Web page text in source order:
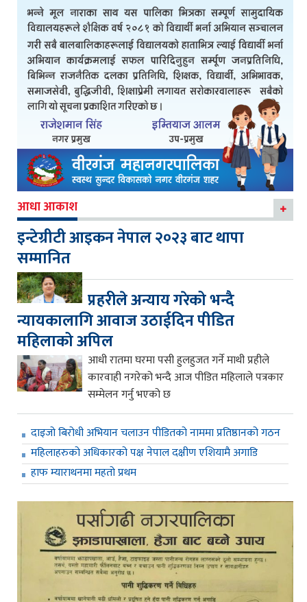
आधा आकाश
इन्टेग्रीटी आइकन नेपाल २०२३ बाट थापा
सम्मानित
प्रहरीले अन्याय गरेको भन्दै
न्यायकालागि आवाज उठाईदिन पीडित
महिलाको अपिल
आधी रातमा घरमा पसी हुलहुजत गर्ने माथी प्रहीले
कारवाही नगरेको भन्दै आज पीडित महिलाले पत्रकार
सम्मेलन गर्नु भएको छ
दाइजो बिरोधी अभियान चलाउन पीडितको नाममा प्रतिष्ठानको गठन
महिलाहरुको अधिकारको पक्ष नेपाल दक्षीण एशियामै अगाडि
हाफ म्याराथनमा महतो प्रथम